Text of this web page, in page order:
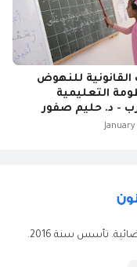
القانونية للنهوض
التعليمية
- د. حليم صفور
تأسس سنة 2016.